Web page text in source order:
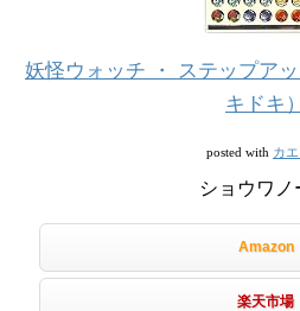
妖怪ウォッチ ・ ステップア
キドキ）
posted with カ
ショウワノ
Amazon
楽天市場